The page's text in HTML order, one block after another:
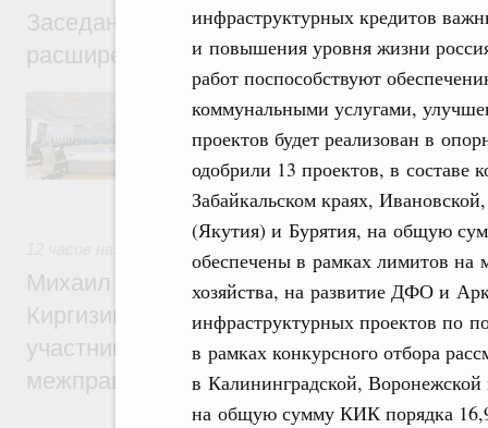
инфраструктурных кредитов
и повышения уровня жизни
работ поспособствуют
коммунальными услугами,
проектов будет реализован в
одобрили 13 проектов, в составе
Забайкальском краях,
(Якутия) и Бурятия, на общую
обеспечены в рамках лимитов
хозяйства, на развитие ДФО и
инфраструктурных проектов по
в рамках конкурсного отбора
в Калининградской, Воронежской
на общую сумму КИК порядка
Заседание Евразийского
расширенном составе
числе совершенствование кооперации в
регулирования и администрирования,
железнодорожных перевозок,
рынка.
Михаил Мишустин принял участие во
Киргизии Садыра Жапарова с главами
участников заседания Евразийского
межправительственного совета